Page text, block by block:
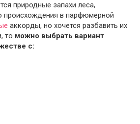
природные запахи леса,
происхождения в парфюмерной
аккорды, но хочется разбавить их
то можно выбрать вариант
с: